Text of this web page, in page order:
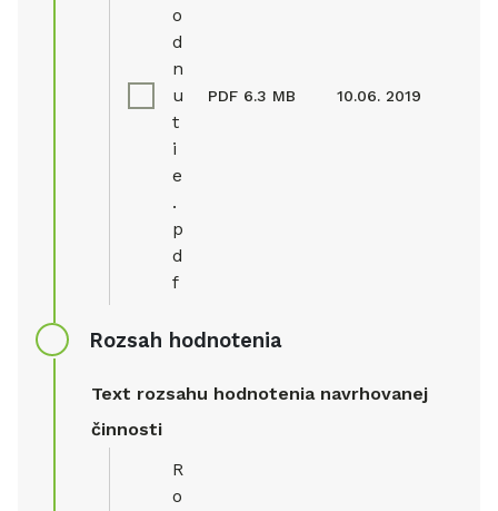
o
d
n
u
t
i
e
.
p
d
f
PDF 6.3 MB 10.06. 2019
Rozsah hodnotenia
Text rozsahu hodnotenia navrhovanej
činnosti
R
o